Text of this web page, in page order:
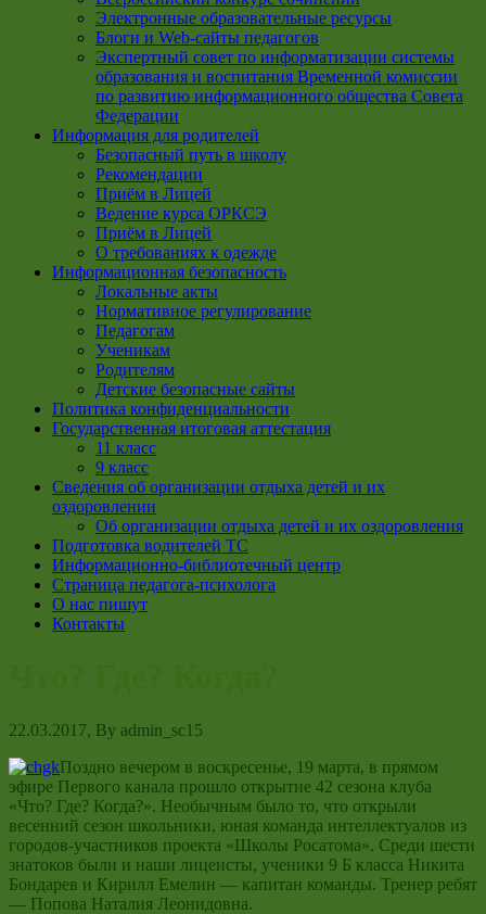
Электронные образовательные ресурсы
Блоги и Web-сайты педагогов
Экспертный совет по информатизации системы
образования и воспитания Временной комиссии
по развитию информационного общества Совета
Федерации
Информация для родителей
Безопасный путь в школу
Рекомендации
Приём в Лицей
Ведение курса ОРКСЭ
Приём в Лицей
О требованиях к одежде
Информационная безопасность
Локальные акты
Нормативное регулирование
Педагогам
Ученикам
Родителям
Детские безопасные сайты
Политика конфиденциальности
Государственная итоговая аттестация
11 класс
9 класс
Сведения об организации отдыха детей и их
оздоровлении
Об организации отдыха детей и их оздоровления
Подготовка водителей ТС
Информационно-библиотечный центр
Страница педагога-психолога
О нас пишут
Контакты
22.03.2017, By admin_sc15
Поздно вечером в воскресенье, 19 марта, в прямом
эфире Первого канала прошло открытие 42 сезона клуба
«Что? Где? Когда?». Необычным было то, что открыли
весенний сезон школьники, юная команда интеллектуалов из
городов-участников проекта «Школы Росатома». Среди шести
знатоков были и наши лицеисты, ученики 9 Б класса Никита
Бондарев и Кирилл Емелин — капитан команды. Тренер ребят
— Попова Наталия Леонидовна.